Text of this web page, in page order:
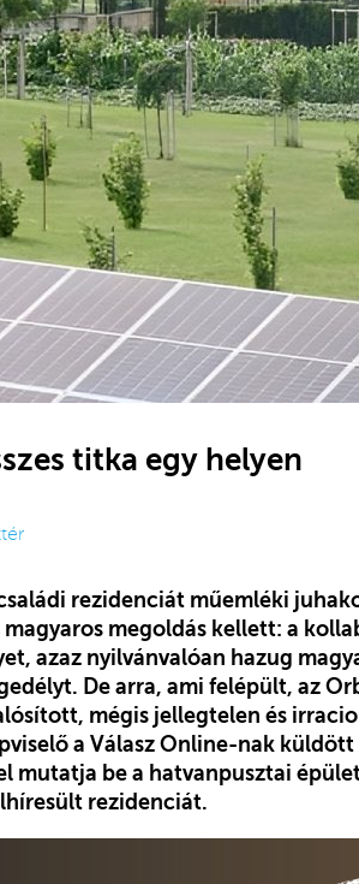
titka egy helyen
rezidenciát műemléki
megoldás kellett: a
azaz nyilvánvalóan hazug
De arra, ami felépült, az
mégis jellegtelen és
a Válasz Online-nak küldött
mutatja be a hatvanpusztai
rezidenciát.